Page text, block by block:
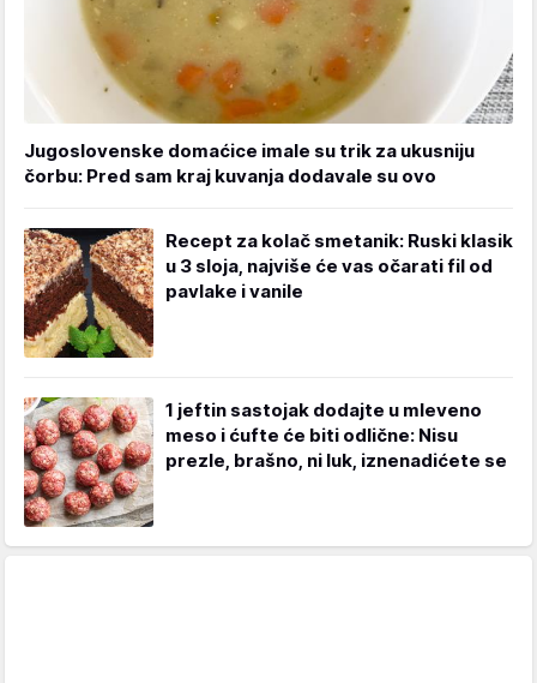
Jugoslovenske domaćice imale su trik za ukusniju
čorbu: Pred sam kraj kuvanja dodavale su ovo
Recept za kolač smetanik: Ruski klasik
u 3 sloja, najviše će vas očarati fil od
pavlake i vanile
1 jeftin sastojak dodajte u mleveno
meso i ćufte će biti odlične: Nisu
prezle, brašno, ni luk, iznenadićete se